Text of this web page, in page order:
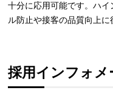
十分に応用可能です。ハ
ル防止や接客の品質向上に
採用インフォメ